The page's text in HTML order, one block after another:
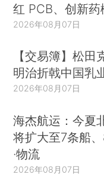
红 PCB、创新药
2026年08月07日
【交易簿】松田
明治折戟中国乳
2026年08月07日
海杰航运：今夏
将扩大至7条船
·物流
2026年08月07日